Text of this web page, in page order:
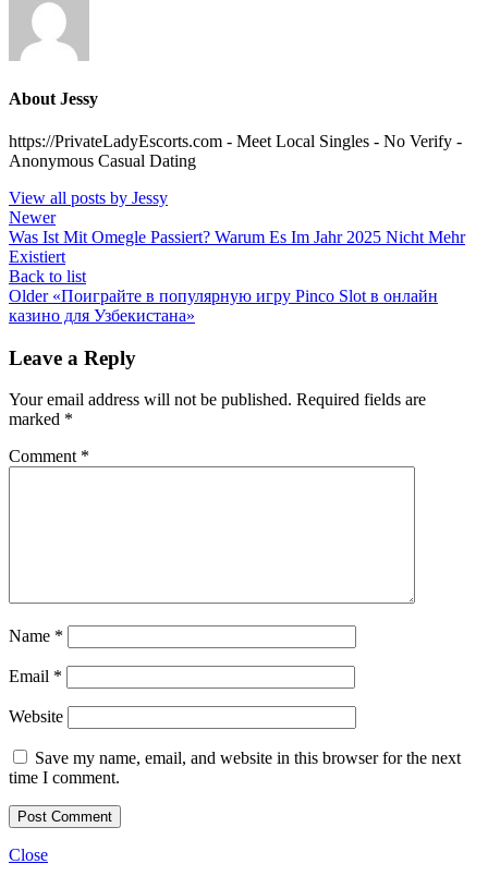
About Jessy
https://PrivateLadyEscorts.com - Meet Local Singles - No Verify -
Anonymous Casual Dating
View all posts by Jessy
Newer
Was Ist Mit Omegle Passiert? Warum Es Im Jahr 2025 Nicht Mehr
Existiert
Back to list
Older «Поиграйте в популярную игру Pinco Slot в онлайн
казино для Узбекистана»
Leave a Reply
Your email address will not be published. Required fields are
marked *
Comment *
Name *
Email *
Website
Save my name, email, and website in this browser for the next
time I comment.
Close